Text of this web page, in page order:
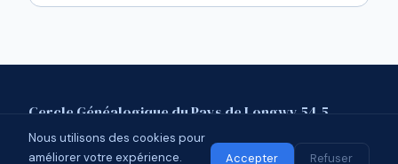
Cercle Généalogique du Pays de Longwy 54.5
Mentions légalesContactForum
© 2026 CGPL 54.5 · Affilié à l'UCGL
Nous utilisons des cookies pour
améliorer votre expérience.
Accepter Refuser